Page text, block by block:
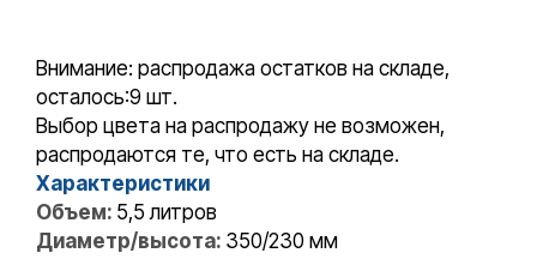
Внимание: распродажа остатков на складе,
осталось:9 шт.
Выбор цвета на распродажу не возможен,
распродаются те, что есть на складе.
Характеристики
Объем: 5,5 литров
Диаметр/высота: 350/230 мм